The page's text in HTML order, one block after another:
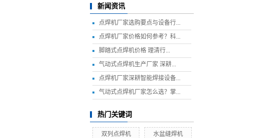
新闻资讯
点焊机厂家选购要点与设备行...
点焊机厂家价格如何参考？科...
​脚踏式点焊机价格 理清行...
气动式点焊机生产厂家 深耕...
点焊机厂家深耕智能焊接设备...
气动式点焊机厂家怎么选？掌...
热门关键词
双列点焊机 水盆缝焊机